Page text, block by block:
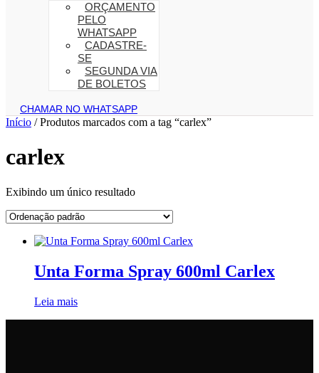
ORÇAMENTO
PELO
WHATSAPP
CADASTRE-
SE
SEGUNDA VIA
DE BOLETOS
CHAMAR NO WHATSAPP
Início / Produtos marcados com a tag “carlex”
carlex
Exibindo um único resultado
Unta Forma Spray 600ml Carlex
Leia mais